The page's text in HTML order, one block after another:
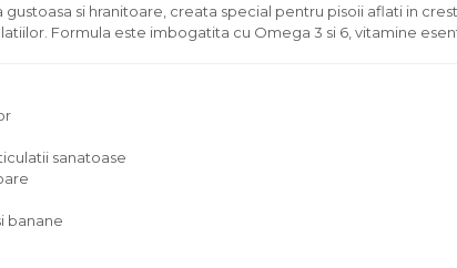
gustoasa si hranitoare, creata special pentru pisoii aflati in
Formula este imbogatita cu Omega 3 si 6, vitamine
sanatoase
banane